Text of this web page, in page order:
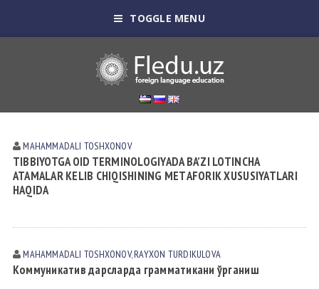
TOGGLE MENU
MAHAMMADALI TOSHXONOV
TIBBIYOTGA OID TERMINOLOGIYADA BA’ZI LOTINCHA
ATAMALAR KELIB CHIQISHINING METАFORIK XUSUSIYATLARI
HAQIDA
MAHAMMADALI TOSHXONOV,RAYXON TURDIKULOVА
Коммуникатив дарсларда грамматикани ўрганиш